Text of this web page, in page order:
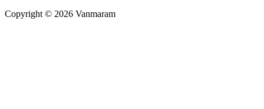
Copyright © 2026 Vanmaram